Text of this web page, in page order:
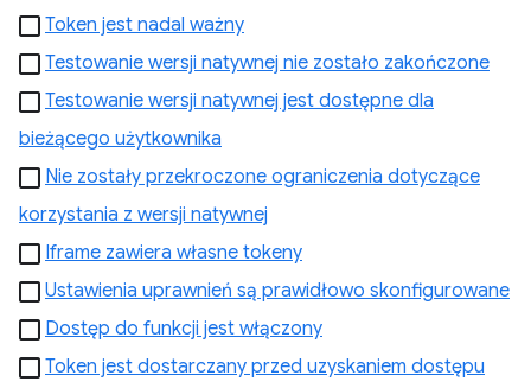
Token jest nadal ważny
Testowanie wersji natywnej nie zostało zakończone
Testowanie wersji natywnej jest dostępne dla
bieżącego użytkownika
Nie zostały przekroczone ograniczenia dotyczące
korzystania z wersji natywnej
Iframe zawiera własne tokeny
Ustawienia uprawnień są prawidłowo skonfigurowane
Dostęp do funkcji jest włączony
Token jest dostarczany przed uzyskaniem dostępu